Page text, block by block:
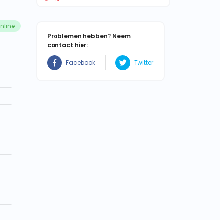
Problemen hebben? Neem
contact hier:
Facebook Twitter